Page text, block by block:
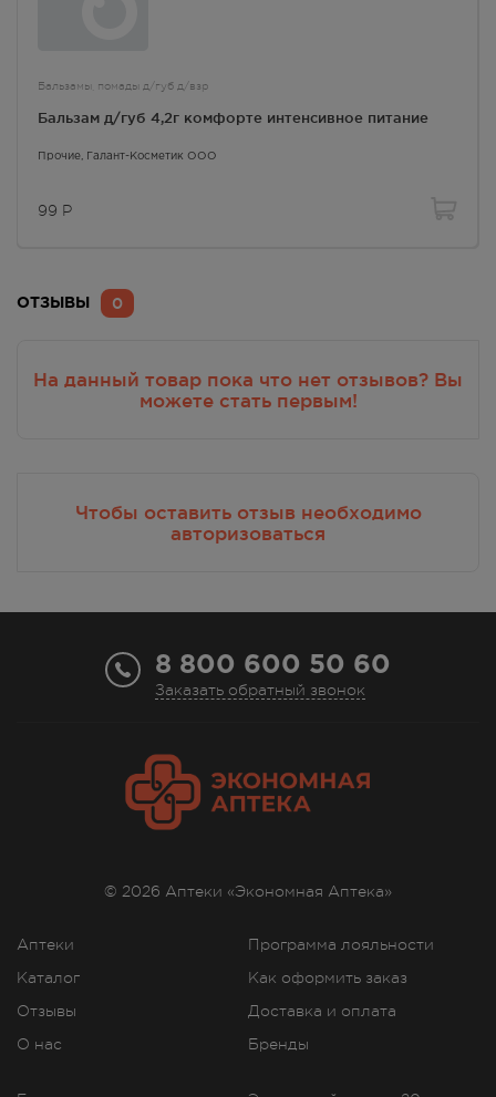
Бальзамы, помады д/губ д/взр
Бальзам д/губ 4,2г комфорте интенсивное питание
Прочие, Галант-Косметик ООО
99 Р
0
ОТЗЫВЫ
Чтобы оставить отзыв необходимо
авторизоваться
На данный товар пока что нет отзывов? Вы
можете стать первым!
8 800 600 50 60
Заказать обратный звонок
Аптеки
Каталог
Отзывы
О нас
Программа лояльности
Как оформить заказ
Доставка и оплата
Бренды
© 2026 Аптеки «Экономная Аптека»